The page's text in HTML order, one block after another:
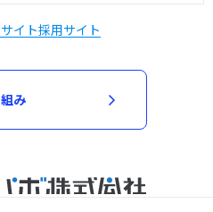
イト採用サイト
み